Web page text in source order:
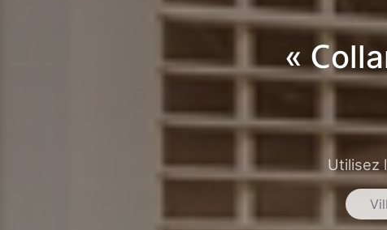
«
Utilisez